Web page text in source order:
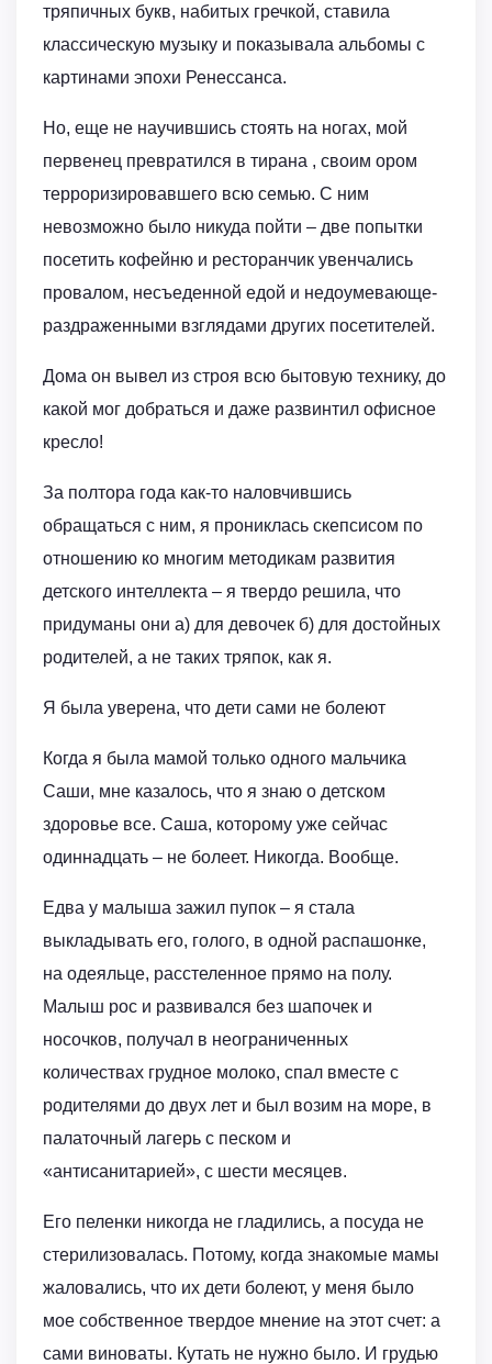
тряпичных букв, набитых гречкой, ставила
классическую музыку и показывала альбомы с
картинами эпохи Ренессанса.
Но, еще не научившись стоять на ногах, мой
первенец превратился в тирана , своим ором
терроризировавшего всю семью. С ним
невозможно было никуда пойти – две попытки
посетить кофейню и ресторанчик увенчались
провалом, несъеденной едой и недоумевающе-
раздраженными взглядами других посетителей.
Дома он вывел из строя всю бытовую технику, до
какой мог добраться и даже развинтил офисное
кресло!
За полтора года как-то наловчившись
обращаться с ним, я прониклась скепсисом по
отношению ко многим методикам развития
детского интеллекта – я твердо решила, что
придуманы они а) для девочек б) для достойных
родителей, а не таких тряпок, как я.
Я была уверена, что дети сами не болеют
Когда я была мамой только одного мальчика
Саши, мне казалось, что я знаю о детском
здоровье все. Саша, которому уже сейчас
одиннадцать – не болеет. Никогда. Вообще.
Едва у малыша зажил пупок – я стала
выкладывать его, голого, в одной распашонке,
на одеяльце, расстеленное прямо на полу.
Малыш рос и развивался без шапочек и
носочков, получал в неограниченных
количествах грудное молоко, спал вместе с
родителями до двух лет и был возим на море, в
палаточный лагерь с песком и
«антисанитарией», с шести месяцев.
Его пеленки никогда не гладились, а посуда не
стерилизовалась. Потому, когда знакомые мамы
жаловались, что их дети болеют, у меня было
мое собственное твердое мнение на этот счет: а
сами виноваты. Кутать не нужно было. И грудью